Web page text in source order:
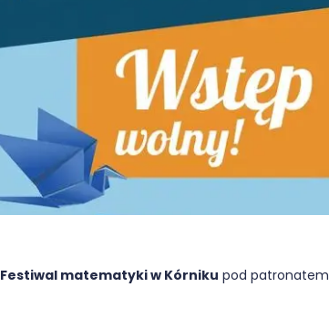
Festiwal matematyki w Kórniku pod patronatem